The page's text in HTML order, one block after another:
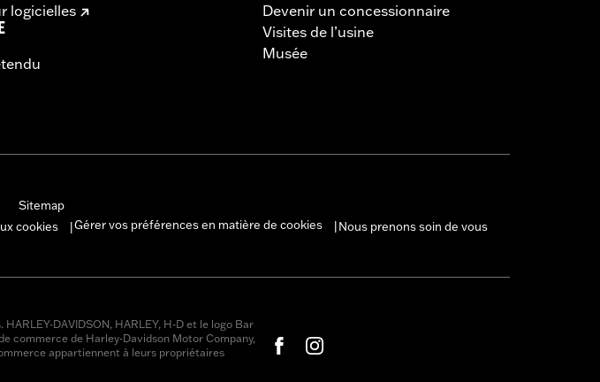
logicielles
Devenir un concessionnaire
Visites de l’usine
Musée
Sitemap
cookies Gérer vos préférences en matière de cookies Nous prenons soin de vous
DAVIDSON, HARLEY, H-D et le logo Bar
commerce de Harley-Davidson Motor Company,
appartiennent à leurs propriétaires